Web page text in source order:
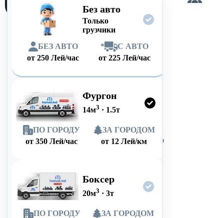
Без авто
Только
грузчики
БЕЗ АВТО
от250 Лей/час
*
С АВТО
от 225 Лей/час
Фургон
14м3 · 1.5т
ПО ГОРОДУ
от 350 Лей/час
ЗА ГОРОДОМ
от 12 Лей/км
Боксер
20м3 · 3т
ПО ГОРОДУ
ЗА ГОРОДОМ